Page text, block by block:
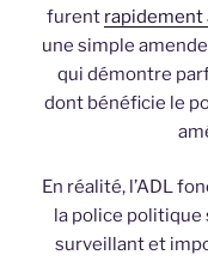
furent rapidement
une simple
qui démontre
dont bénéficie le
En réalité, l’ADL
la police politique
surveillant et